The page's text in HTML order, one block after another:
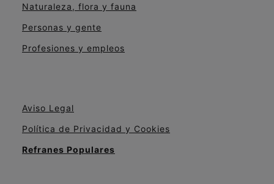
Naturaleza, flora y fauna
Personas y gente
Profesiones y empleos
Aviso Legal
Política de Privacidad y Cookies
Refranes Populares